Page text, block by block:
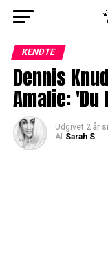
KENDTE
Dennis
Amalie:
Udgivet 2 år
Af Sarah S